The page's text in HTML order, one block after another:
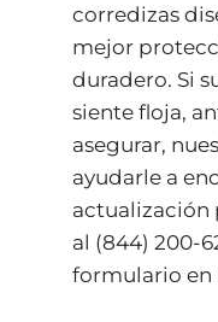
corredizas
mejor
duradero. Si
siente floja,
asegurar,
ayudarle a
actualización
al (844) 200-
formulario en